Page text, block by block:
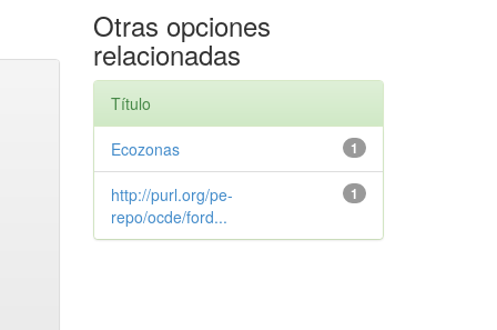
Otras opciones
relacionadas
Título
1
Ecozonas
1
http://purl.org/pe-
repo/ocde/ford...